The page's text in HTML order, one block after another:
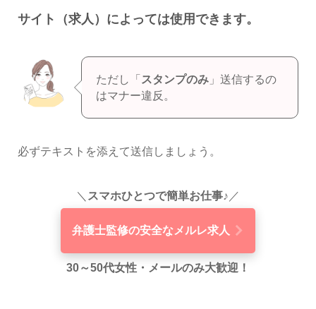
サイト（求人）によっては使用できます。
ただし「 スタンプのみ」送信するの
はマナー違反。
必ずテキストを添えて送信しましょう。
＼ スマホひとつで簡単お仕事♪ ／
弁護士監修の安全なメルレ求人
30～50代女性・メールのみ大歓迎！